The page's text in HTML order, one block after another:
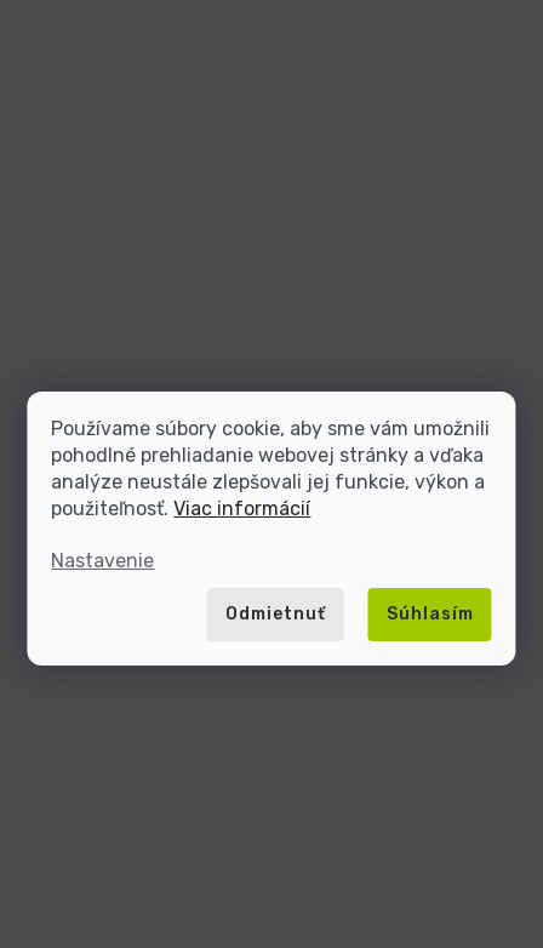
Používame súbory cookie, aby sme vám umožnili
pohodlné prehliadanie webovej stránky a vďaka
analýze neustále zlepšovali jej funkcie, výkon a
použiteľnosť.Viac informácií
Nastavenie
Odmietnuť Súhlasím